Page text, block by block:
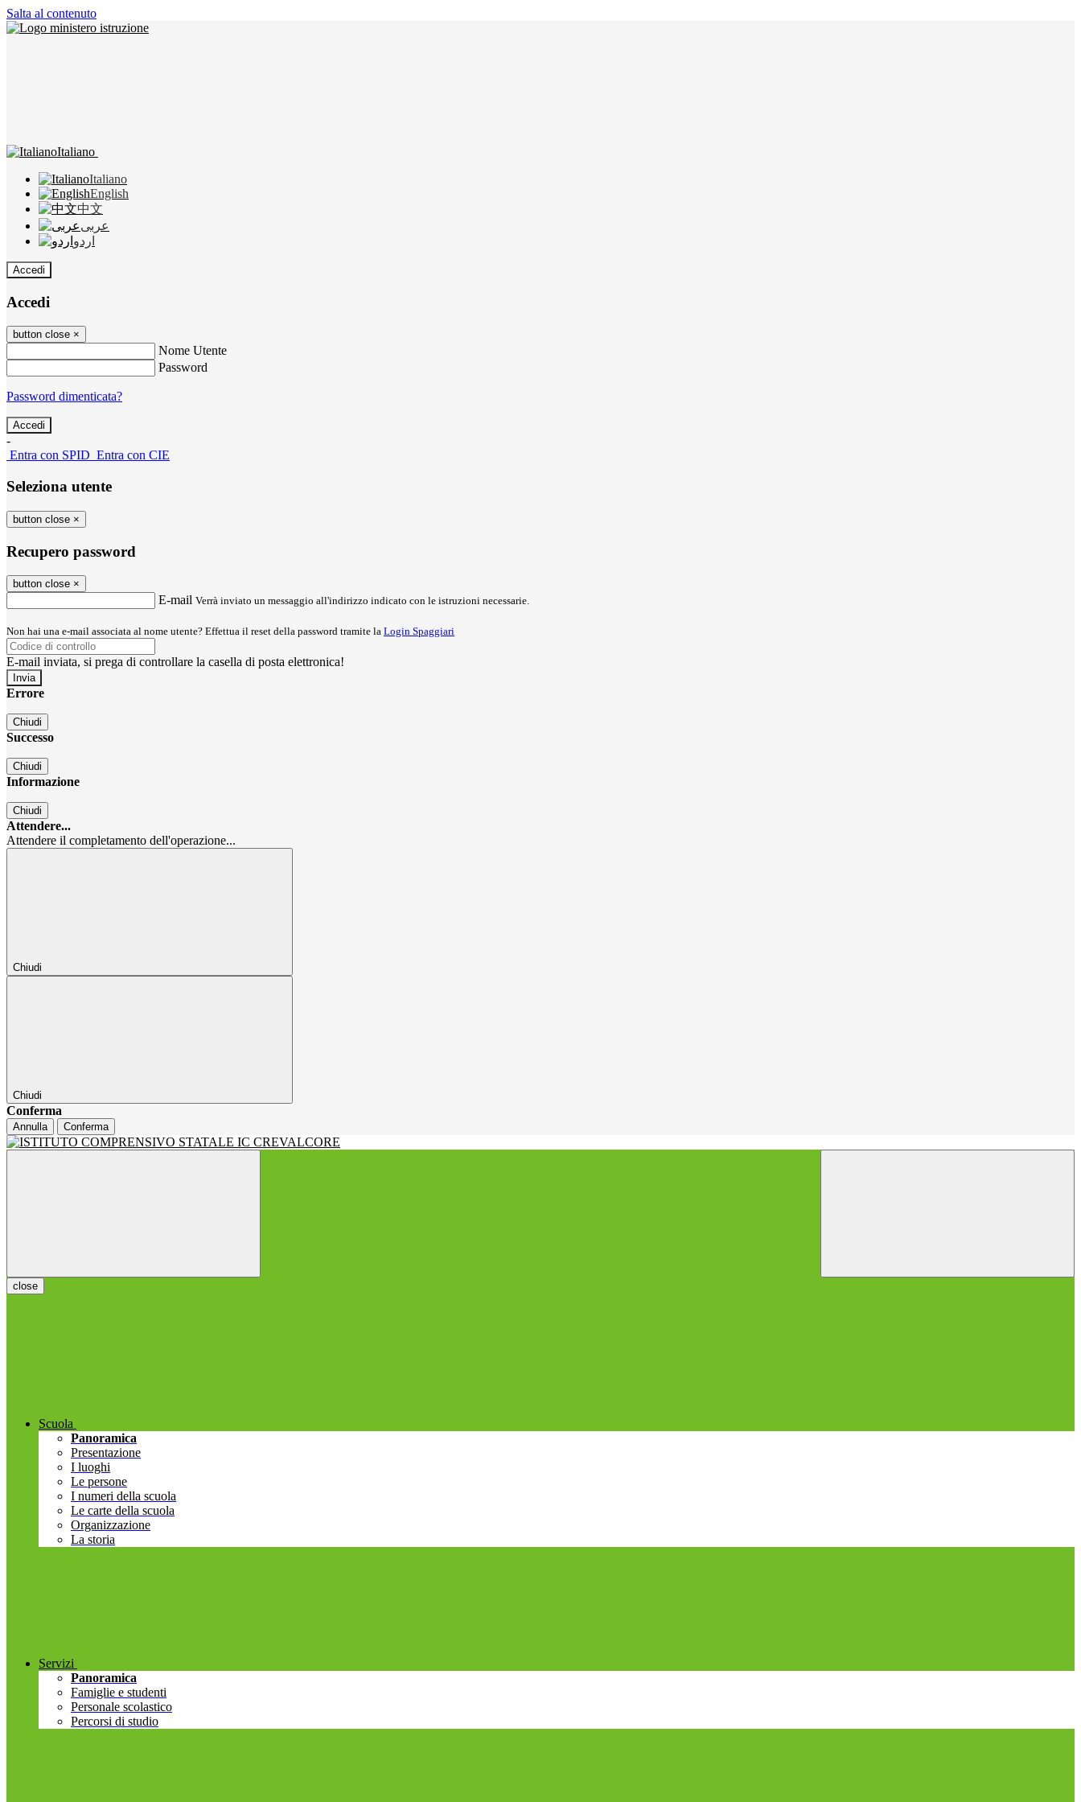
Salta al contenuto
Italiano
Italiano
English
中文
عربى
اردو
Accedi
Accedi
button close ×
Nome Utente
Password
Password dimenticata?
-
Entra con SPID Entra con CIE
Seleziona utente
button close ×
Recupero password
button close ×
E-mail Verrà inviato un messaggio all'indirizzo indicato con le istruzioni necessarie.
Non hai una e-mail associata al nome utente? Effettua il reset della password tramite la Login Spaggiari
E-mail inviata, si prega di controllare la casella di posta elettronica!
Errore
Chiudi
Successo
Chiudi
Informazione
Chiudi
Attendere...
Attendere il completamento dell'operazione...
Chiudi
Chiudi
Conferma
Annulla Conferma
close
Scuola
Panoramica
Presentazione
I luoghi
Le persone
I numeri della scuola
Le carte della scuola
Organizzazione
La storia
Servizi
Panoramica
Famiglie e studenti
Personale scolastico
Percorsi di studio